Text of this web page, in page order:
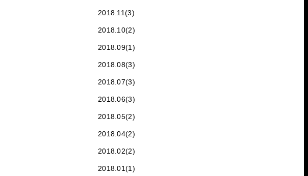
2018.11(3)
2018.10(2)
2018.09(1)
2018.08(3)
2018.07(3)
2018.06(3)
2018.05(2)
2018.04(2)
2018.02(2)
2018.01(1)